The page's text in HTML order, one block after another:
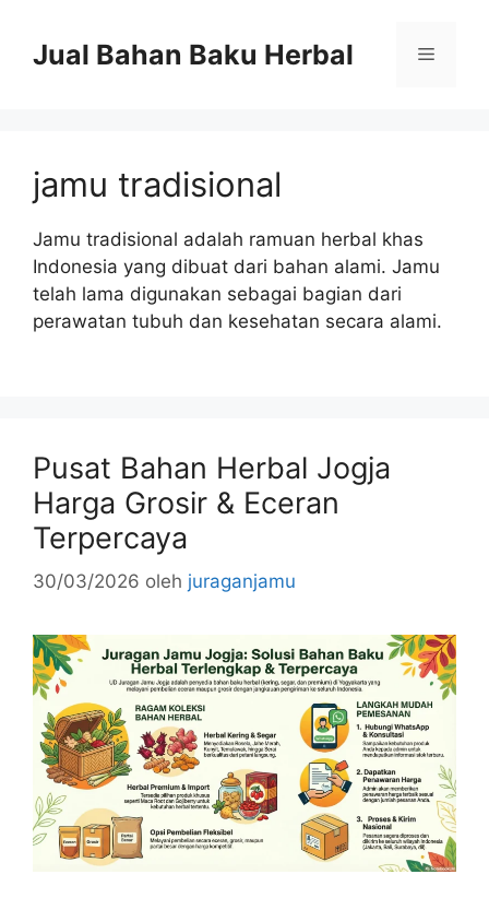
Jual Bahan Baku Herbal Menu
jamu tradisional
Jamu tradisional adalah ramuan herbal khas
Indonesia yang dibuat dari bahan alami. Jamu
telah lama digunakan sebagai bagian dari
perawatan tubuh dan kesehatan secara alami.
Pusat Bahan Herbal Jogja
Harga Grosir & Eceran
Terpercaya
30/03/2026 oleh juraganjamu